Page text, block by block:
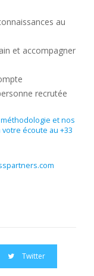
au
et accompagner
recrutée
et nos
écoute au +33
Twitter